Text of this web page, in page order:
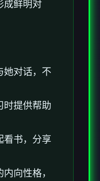
成鲜明对
她对话，不
时提供帮助
看书，分享
向性格，